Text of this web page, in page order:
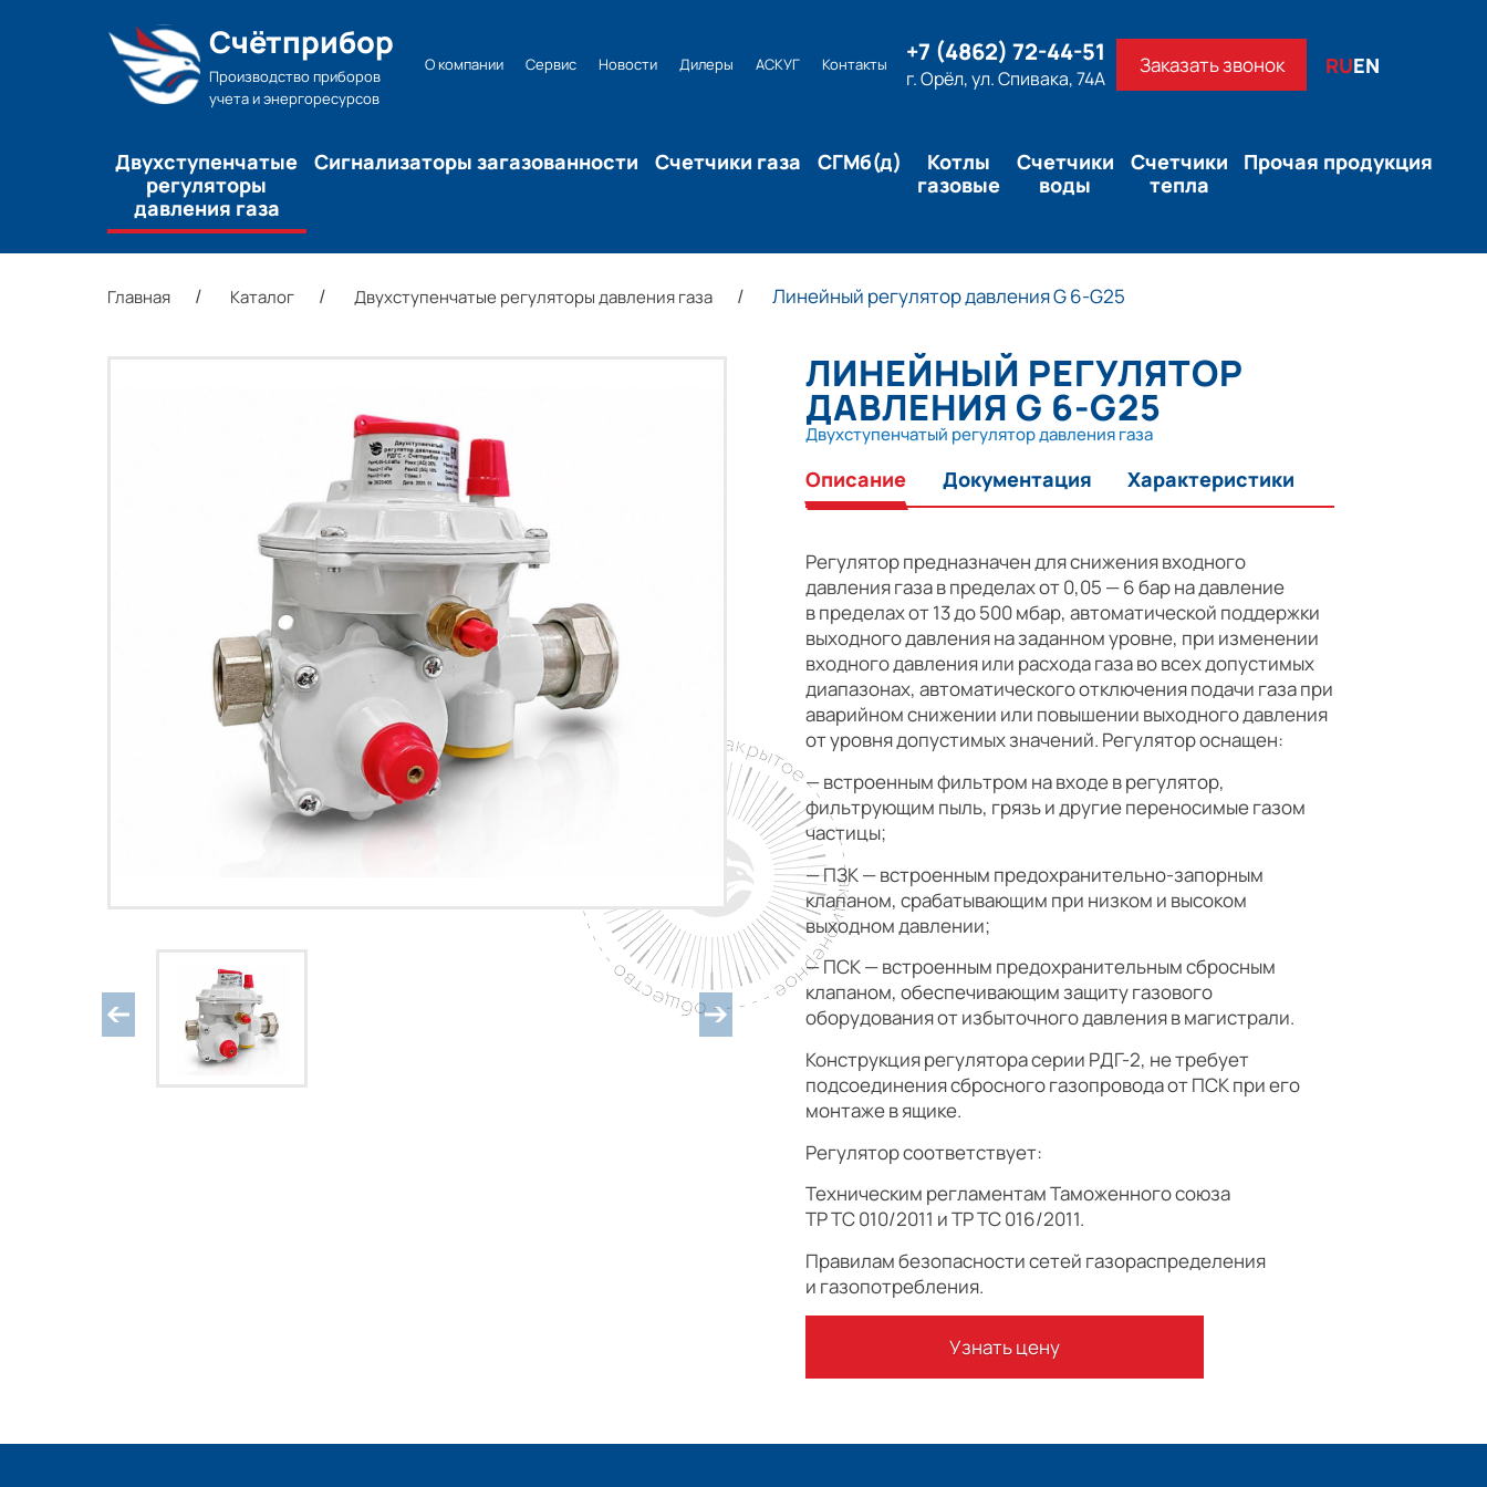
Счётприбор
Производство приборов
учета и энергоресурсов
О компании Сервис Новости Дилеры АСКУГ Контакты +7 (4862) 72-44-51
г. Орёл, ул. Спивака, 74А
Заказать звонок RUEN
Двухступенчатые
регуляторы
давления газа
Сигнализаторы загазованности Счетчики газа СГМб(д)
Котлы
газовые
Счетчики
воды
Счетчики
тепла
Прочая продукция
Главная Каталог Двухступенчатые регуляторы давления газа Линейный регулятор давления G 6-G25
ЛИНЕЙНЫЙ РЕГУЛЯТОР
ДАВЛЕНИЯ G 6-G25
Двухступенчатый регулятор давления газа
Описание Документация Характеристики
Регулятор предназначен для снижения входного
давления газа в пределах от 0,05 — 6 бар на давление
в пределах от 13 до 500 мбар, автоматической поддержки
выходного давления на заданном уровне, при изменении
входного давления или расхода газа во всех допустимых
диапазонах, автоматического отключения подачи газа при
аварийном снижении или повышении выходного давления
от уровня допустимых значений. Регулятор оснащен:
— встроенным фильтром на входе в регулятор,
фильтрующим пыль, грязь и другие переносимые газом
частицы;
— ПЗК — встроенным предохранительно-запорным
клапаном, срабатывающим при низком и высоком
выходном давлении;
— ПСК — встроенным предохранительным сбросным
клапаном, обеспечивающим защиту газового
оборудования от избыточного давления в магистрали.
Конструкция регулятора серии РДГ-2, не требует
подсоединения сбросного газопровода от ПСК при его
монтаже в ящике.
Регулятор соответствует:
Техническим регламентам Таможенного союза
ТР ТС 010/2011 и ТР ТС 016/2011.
Правилам безопасности сетей газораспределения
и газопотребления.
Узнать цену